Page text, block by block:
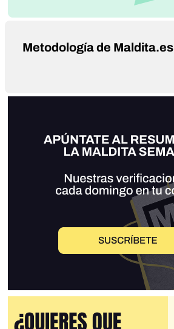
Metodología de Maldita.es